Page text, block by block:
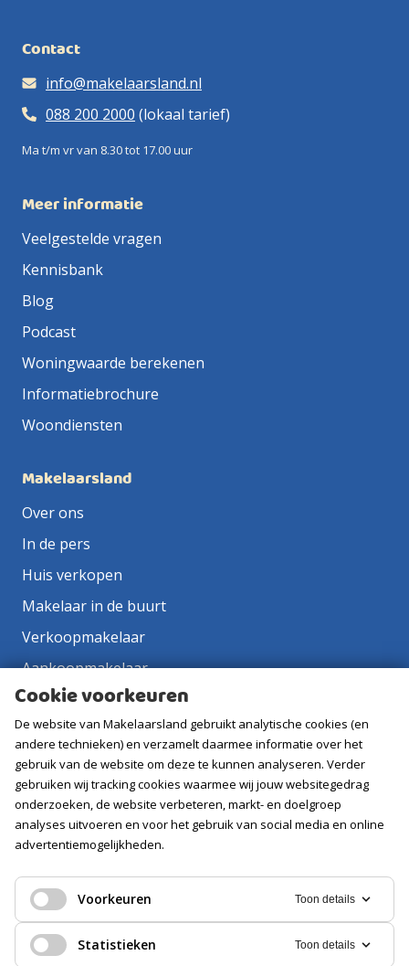
Contact
info@makelaarsland.nl
088 200 2000 (lokaal tarief)
Ma t/m vr van 8.30 tot 17.00 uur
Meer informatie
Veelgestelde vragen
Kennisbank
Blog
Podcast
Woningwaarde berekenen
Informatiebrochure
Woondiensten
Makelaarsland
Over ons
In de pers
Huis verkopen
Makelaar in de buurt
Verkoopmakelaar
Aankoopmakelaar
Contact
Vacatures
Volg ons
Cookie voorkeuren
De website van Makelaarsland gebruikt analytische cookies (en
andere technieken) en verzamelt daarmee informatie over het
gebruik van de website om deze te kunnen analyseren. Verder
gebruiken wij tracking cookies waarmee wij jouw websitegedrag
onderzoeken, de website verbeteren, markt- en doelgroep
analyses uitvoeren en voor het gebruik van social media en online
advertentiemogelijkheden.
Voorkeuren Toon details
Statistieken Toon details